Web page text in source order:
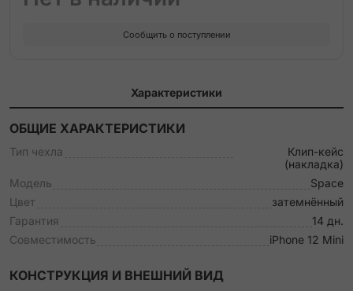
Сообщить о поступлении
Характеристики
ОБЩИЕ ХАРАКТЕРИСТИКИ
Тип чехла
Клип-кейс
(накладка)
Модель
Space
Цвет
затемнённый
Гарантия
14 дн.
Совместимость
iPhone 12 Mini
КОНСТРУКЦИЯ И ВНЕШНИЙ ВИД